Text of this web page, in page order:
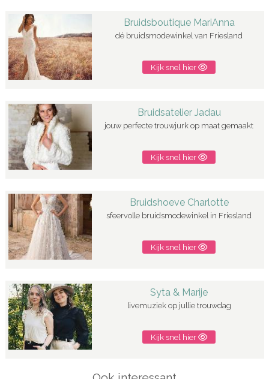
Bruidsboutique MariAnna
dé bruidsmodewinkel van Friesland
Kijk snel hier
Bruidsatelier Jadau
jouw perfecte trouwjurk op maat gemaakt
Kijk snel hier
Bruidshoeve Charlotte
sfeervolle bruidsmodewinkel in Friesland
Kijk snel hier
Syta & Marije
livemuziek op jullie trouwdag
Kijk snel hier